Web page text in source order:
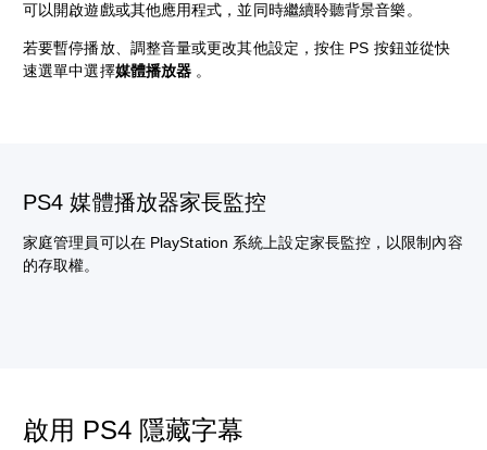
可以開啟遊戲或其他應用程式，並同時繼續聆聽背景音樂。
若要暫停播放、調整音量或更改其他設定，按住 PS 按鈕並從快
速選單中選擇媒體播放器 。
PS4 媒體播放器家長監控
家庭管理員可以在 PlayStation 系統上設定家長監控，以限制內容
的存取權。
啟用 PS4 隱藏字幕